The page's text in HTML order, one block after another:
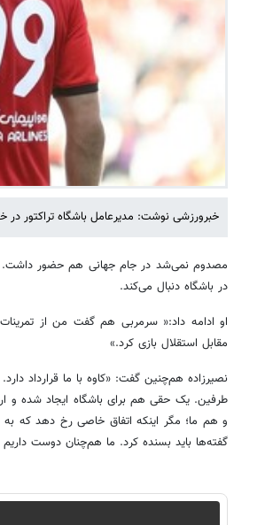
خبرورزشی نوشت: مدیرعامل باشگاه تراکتور
مصدوم نمی‌شد در جام جهانی هم حضور داشت.
در باشگاه دنبال می‌کند.
او ادامه داد:« سرمربی هم گفت من از
مقابل استقلال بازی کرد.»
نصیرزاده هم‌چنین گفت: «کاوه با ما قرارداد
طرفین. یک حقی هم برای باشگاه ایجاد شده و
و هم ما؛ مگر اینکه اتفاق خاصی رخ دهد که
گفته‌ها باید بسنده کرد. ما هم‌چنان دوست داریم